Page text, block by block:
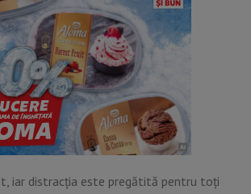
iar distracția este pregătită pentru toți